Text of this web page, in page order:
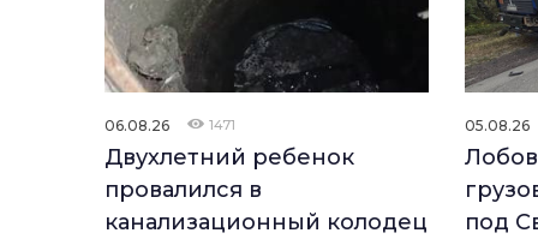
06.08.26 1471
Двухлетний ребенок
провалился в
канализационный колодец
05.08.26
под